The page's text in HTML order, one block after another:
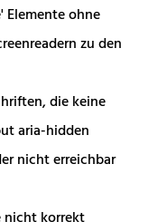
Elemente ohne
zu den
die keine
aria-hidden
nicht erreichbar